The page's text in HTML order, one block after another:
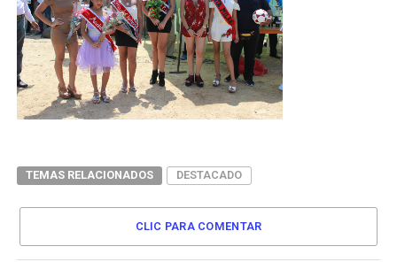
TEMAS RELACIONADOS DESTACADO
CLIC PARA COMENTAR